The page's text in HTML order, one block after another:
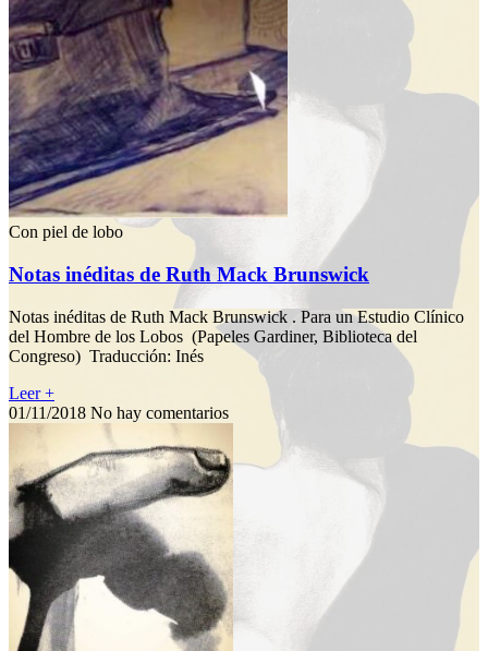
Con piel de lobo
Notas inéditas de Ruth Mack Brunswick
Notas inéditas de Ruth Mack Brunswick . Para un Estudio Clínico
del Hombre de los Lobos (Papeles Gardiner, Biblioteca del
Congreso) Traducción: Inés
Leer +
01/11/2018 No hay comentarios